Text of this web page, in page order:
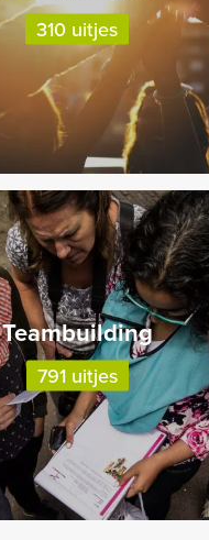
310 uitjes
Teambuilding
791 uitjes